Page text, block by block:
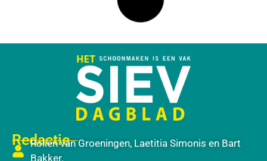
Redactie
Rolien van Groeningen, Laetitia Simonis en Bart
Bakker.